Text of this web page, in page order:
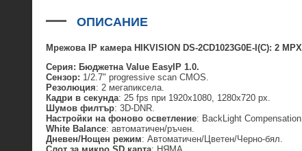
ОПИСАНИЕ
Мрежова IP камера HIKVISION DS-2CD1023G0E-I(C): 2 MPX
Серия: БюджетнаValue EasyIP 1.0.
Сензор: 1/2.7" progressive scan CMOS.
Резолюция: 2 мегапиксела.
Кадри в секунда: 25 fps при 1920х1080, 1280x720 px.
Шумов филтър: 3D-DNR.
Настройки на фоново осветление: BackLight
White Balance: автоматичен/ръчен.
Дневен/Нощен режим: Автоматичен/Цветен/Черно-бял.